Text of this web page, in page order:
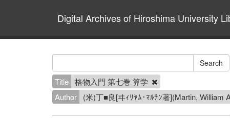
Digital Archives of Hiroshima University
Title 格物入門 第七巻 算学
Author
(米)丁■良[ヰｨﾘﾔﾑ･ﾏﾙﾁﾝ著](Martin,